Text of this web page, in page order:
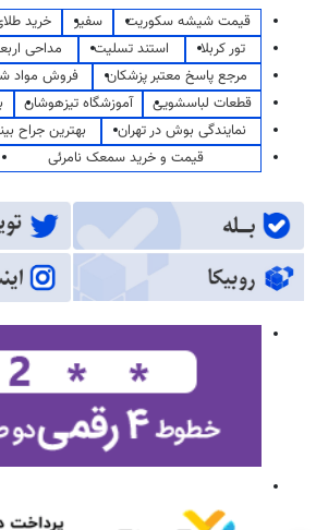
قیمت شیشه سکوریت سفیر خرید
تور کربلا
استند تسلیت مداحی
مرجع پاسخ معتبر پزشکان
فروش مواد
قطعات لباسشویی
آموزشگاه تیزهوشان
نمایندگی بوش در تهران
بهترین جراح
قیمت و خرید سمعک نامرئی